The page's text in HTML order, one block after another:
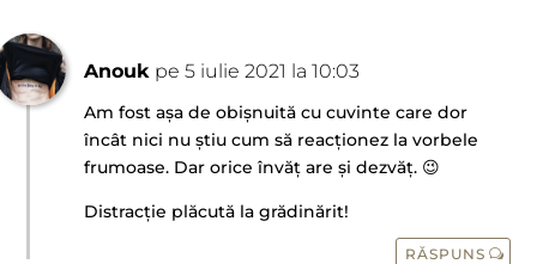
Anouk pe 5 iulie 2021 la 10:03
Am fost așa de obișnuită cu cuvinte care dor
încât nici nu știu cum să reacționez la vorbele
frumoase. Dar orice învăț are și dezvăț. 😉
Distracție plăcută la grădinărit!
RĂSPUNS